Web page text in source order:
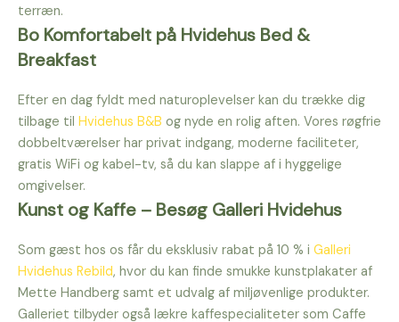
terræn.
Bo Komfortabelt på Hvidehus Bed &
Breakfast
Efter en dag fyldt med naturoplevelser kan du trække dig
tilbage til Hvidehus B&B og nyde en rolig aften. Vores røgfrie
dobbeltværelser har privat indgang, moderne faciliteter,
gratis WiFi og kabel-tv, så du kan slappe af i hyggelige
omgivelser.
Kunst og Kaffe – Besøg Galleri Hvidehus
Som gæst hos os får du eksklusiv rabat på 10 % i Galleri
Hvidehus Rebild, hvor du kan finde smukke kunstplakater af
Mette Handberg samt et udvalg af miljøvenlige produkter.
Galleriet tilbyder også lækre kaffespecialiteter som Caffe